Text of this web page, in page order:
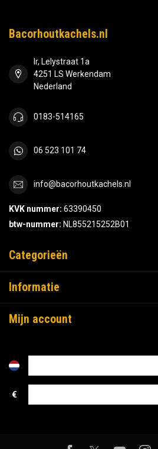
Bacorhoutkachels.nl
Ir, Lelystraat 1a
4251 LS Werkendam
Nederland
0183-514165
06 523 101 74
info@bacorhoutkachels.nl
KVK nummer: 63390450
btw-nummer: NL855215252B01
Categorieën
Informatie
Mijn account
€